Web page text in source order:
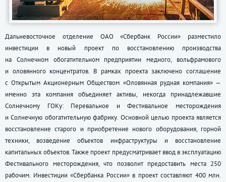
Дальневосточное отделение ОАО «Сбербанк России» разместило
инвестиции в новый проект по восстановлению производства
на Солнечном обогатительном предприятии медного, вольфрамового
и оловянного концентратов. В рамках проекта заключено соглашение
с Открытым Акционерным Обществом «Оловянная рудная компания» —
именно эта компания объединяет активы, некогда принадлежавшие
Солнечному ГОКу: Перевальное и Фестивальное месторождения
и Солнечную обогатительную фабрику. Основной целью проекта является
восстановление старого и приобретение нового оборудования, горной
техники, возведение объектов инфраструктуры и восстановление
капитальных объектов. Также проект предусматривает ввод в эксплуатацию
Фестивального месторождения, что позволит предоставить места 250
рабочим. Инвестиции «Сбербанка России» в проект составляют 400 млн.